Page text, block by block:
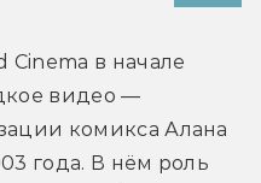
Cinema в начале
видео —
комикса Алана
года. В нём роль